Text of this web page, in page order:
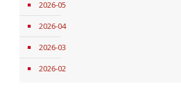
2026-05
2026-04
2026-03
2026-02